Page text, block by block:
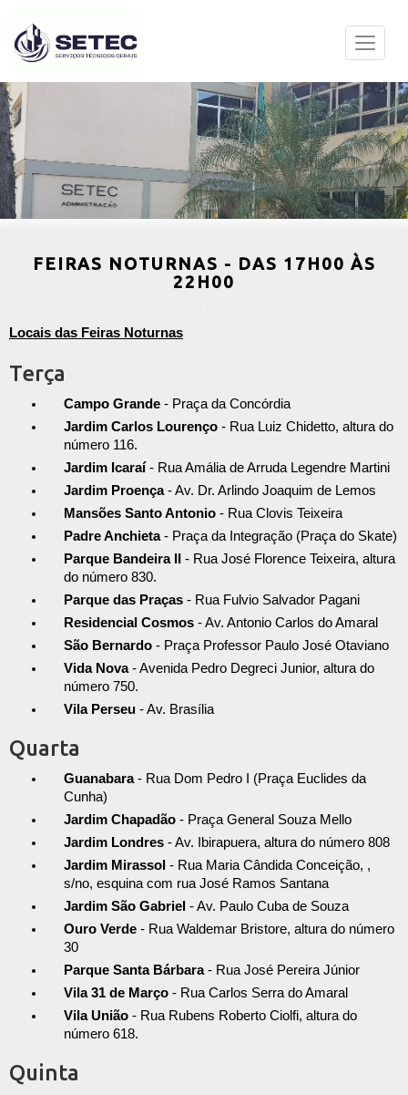
FEIRAS NOTURNAS - DAS 17H00 ÀS
22H00
Locais das Feiras Noturnas
Terça
Campo Grande - Praça da Concórdia
Jardim Carlos Lourenço - Rua Luiz Chidetto, altura do
número 116.
Jardim Icaraí - Rua Amália de Arruda Legendre Martini
Jardim Proença- Av. Dr. Arlindo Joaquim de Lemos
Mansões Santo Antonio - Rua Clovis Teixeira
Padre Anchieta- Praça da Integração (Praça do Skate)
Parque Bandeira II
- Rua José Florence Teixeira, altura
do número 830.
Parque das Praças - Rua Fulvio Salvador Pagani
Residencial Cosmos - Av. Antonio Carlos do Amaral
São Bernardo - Praça Professor Paulo José Otaviano
Vida Nova- Avenida Pedro Degreci Junior, altura do
número 750.
Vila Perseu - Av. Brasília
Quarta
Guanabara- Rua Dom Pedro I (Praça Euclides da
Cunha)
Jardim Chapadão - Praça General Souza Mello
Jardim Londres - Av. Ibirapuera, altura do número 808
Jardim Mirassol - Rua Maria Cândida Conceição, ,
s/no, esquina com rua José Ramos Santana
Jardim São Gabriel - Av. Paulo Cuba de Souza
Ouro Verde - Rua Waldemar Bristore, altura do número
30
Parque Santa Bárbara- Rua José Pereira Júnior
Vila 31 de Março - Rua Carlos Serra do Amaral
Vila União - Rua Rubens Roberto Ciolfi, altura do
número 618.
Quinta